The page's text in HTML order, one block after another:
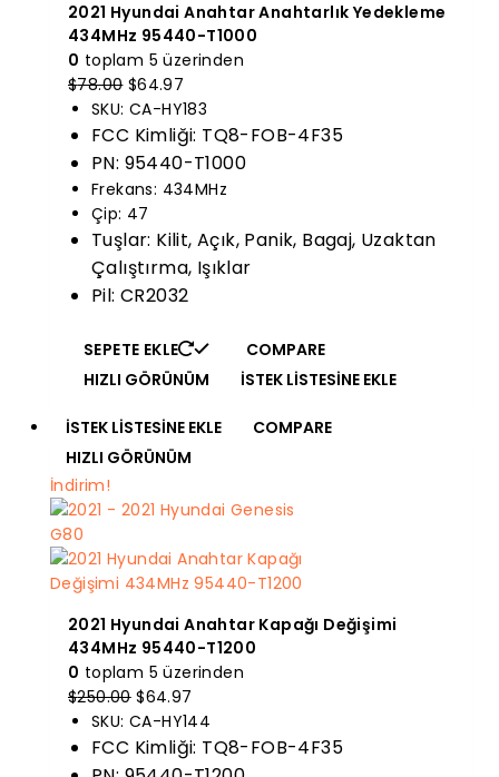
2021 Hyundai Anahtar Anahtarlık Yedekleme
434MHz 95440-T1000
0 toplam 5 üzerinden
$78.00 Orijinal
fiyatı:
$78.00.
$64.97
fiyat:
$64.97.
SKU: CA-HY183
FCC Kimliği: TQ8-FOB-4F35
PN: 95440-T1000
Frekans: 434MHz
Çip: 47
Tuşlar: Kilit, Açık, Panik, Bagaj, Uzaktan
Çalıştırma, Işıklar
Pil: CR2032
SEPETE EKLE
COMPARE
HIZLI GÖRÜNÜM
İSTEK LISTESINE EKLE
İSTEK LISTESINE EKLE
COMPARE
HIZLI GÖRÜNÜM
İndirim!
2021 Hyundai Anahtar Kapağı Değişimi
434MHz 95440-T1200
0 toplam 5 üzerinden
$250.00 Orijinal
fiyatı:
$250.00.
$64.97
fiyat:
$64.97.
SKU: CA-HY144
FCC Kimliği: TQ8-FOB-4F35